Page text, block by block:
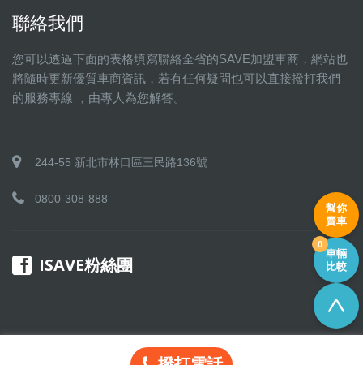
聯絡我們
您可以透過下面的表格填寫聯絡全省的SAVE加盟車商，網站也
將隨時更新優質車商資訊，若有任何疑問也可以直接撥打我們
的服務專線 ，由專人為您解答。
244-55 新北市林口區三民路136號
0800-308-888
ISAVE粉絲團
幫你
賣車
車輛
比較
0